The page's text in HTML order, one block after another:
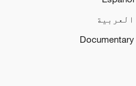
العربية
Documentary